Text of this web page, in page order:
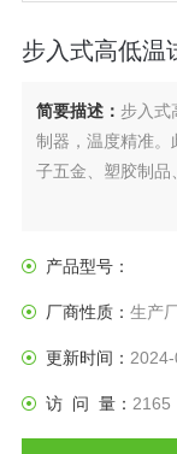
步入式高低温
简要描述： 步入式
制器，温度精准。
子五金、塑胶制品
产品型号：
厂商性质： 生产
更新时间：
访 问 量： 2165